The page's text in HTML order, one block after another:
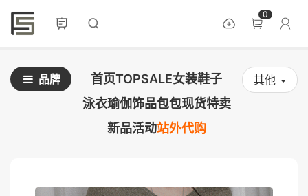
0
品牌 首页TOPSALE女装鞋子
泳衣瑜伽饰品包包现货特卖
新品活动站外代购
其他